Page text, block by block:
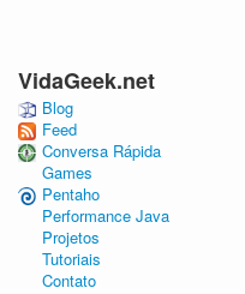
VidaGeek.net
Blog
Feed
Conversa Rápida
Games
Pentaho
Performance Java
Projetos
Tutoriais
Contato